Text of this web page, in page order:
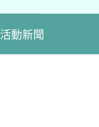
活動新聞